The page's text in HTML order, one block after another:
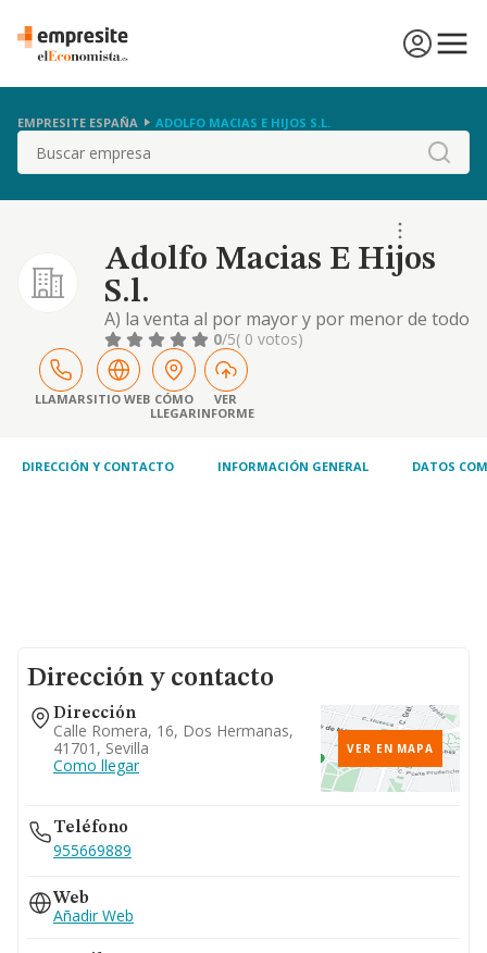
EMPRESITE ESPAÑA ADOLFO MACIAS E HIJOS S.L.
Buscar
Adolfo Macias E Hijos
S.l.
A) la venta al por mayor y por menor de todo
tipo de articulos de joyeria, bisuteria, relojes
y regalos. b) la contratacion y explotacion de
personal dedicado a la fiesta nacional
0/5( 0 votos)
LLAMARSITIO WEB CÓMO
LLEGAR
VER
INFORME
DIRECCIÓN Y CONTACTO INFORMACIÓN GENERAL DATOS
Dirección y contacto
Dirección
Calle Romera, 16, Dos Hermanas,
41701, Sevilla
Como llegar
VER EN MAPA
Teléfono
955669889
Web
Añadir Web